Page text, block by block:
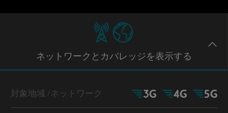
ネットワークとカバレッジを表示する
対象地域 /ネットワーク